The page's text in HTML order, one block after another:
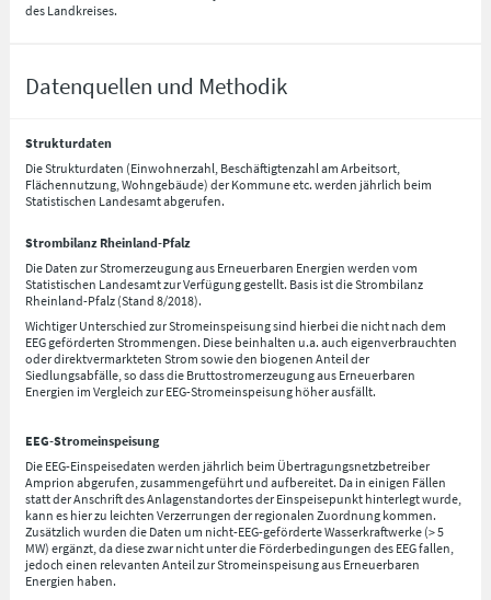
des Landkreises.
Datenquellen und Methodik
Strukturdaten
Die Strukturdaten (Einwohnerzahl, Beschäftigtenzahl am Arbeitsort,
Flächennutzung, Wohngebäude) der Kommune etc. werden jährlich beim
Statistischen Landesamt abgerufen.
Strombilanz Rheinland-Pfalz
Die Daten zur Stromerzeugung aus Erneuerbaren Energien werden vom
Statistischen Landesamt zur Verfügung gestellt. Basis ist die Strombilanz
Rheinland-Pfalz (Stand 8/2018).
Wichtiger Unterschied zur Stromeinspeisung sind hierbei die nicht nach dem
EEG geförderten Strommengen. Diese beinhalten u.a. auch eigenverbrauchten
oder direktvermarkteten Strom sowie den biogenen Anteil der
Siedlungsabfälle, so dass die Bruttostromerzeugung aus Erneuerbaren
Energien im Vergleich zur EEG-Stromeinspeisung höher ausfällt.
EEG-Stromeinspeisung
Die EEG-Einspeisedaten werden jährlich beim Übertragungsnetzbetreiber
Amprion abgerufen, zusammengeführt und aufbereitet. Da in einigen Fällen
statt der Anschrift des Anlagenstandortes der Einspeisepunkt hinterlegt wurde,
kann es hier zu leichten Verzerrungen der regionalen Zuordnung kommen.
Zusätzlich wurden die Daten um nicht-EEG-geförderte Wasserkraftwerke (> 5
MW) ergänzt, da diese zwar nicht unter die Förderbedingungen des EEG fallen,
jedoch einen relevanten Anteil zur Stromeinspeisung aus Erneuerbaren
Energien haben.